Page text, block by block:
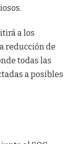
a los
reducción de
todas las
a posibles